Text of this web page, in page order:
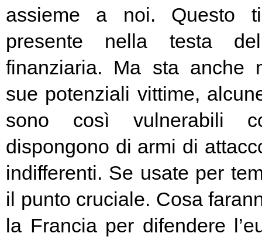
assieme a noi. Questo
presente nella testa
finanziaria. Ma sta anche
sue potenziali vittime,
sono così vulnerabili
dispongono di armi di
indifferenti. Se usate per
il punto cruciale. Cosa
la Francia per difendere